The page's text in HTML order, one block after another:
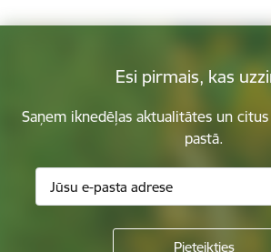
Esi pirmais, kas
Saņem iknedēļas aktualitātes un
pastā.